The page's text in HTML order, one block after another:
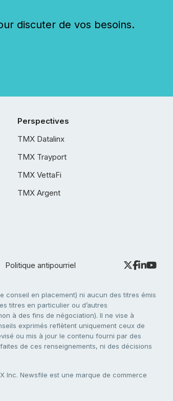
discuter de vos besoins.
Perspectives
TMX Datalinx
TMX Trayport
TMX VettaFi
TMX Argent
Politique antipourriel
conseil en placement) ni aucun des titres émis
titres en particulier ou d’autres
à des fins de négociation). Il ne vise à
exprimés reflètent uniquement ceux de
ou mis à jour le contenu fourni par des
de ces renseignements, ni des décisions
Inc. Newsfile est une marque de commerce